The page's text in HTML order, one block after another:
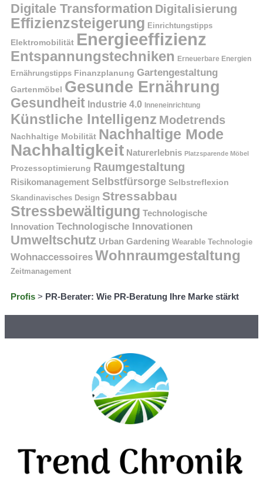
Digitale Transformation Digitalisierung
Effizienzsteigerung Einrichtungstipps
Elektromobilität Energieeffizienz
Entspannungstechniken Erneuerbare Energien
Ernährungstipps Finanzplanung Gartengestaltung
Gartenmöbel Gesunde Ernährung
Gesundheit Industrie 4.0 Inneneinrichtung
Künstliche Intelligenz Modetrends
Nachhaltige Mobilität Nachhaltige Mode
Nachhaltigkeit Naturerlebnis Platzsparende Möbel
Prozessoptimierung Raumgestaltung
Risikomanagement Selbstfürsorge Selbstreflexion
Skandinavisches Design Stressabbau
Stressbewältigung Technologische
Innovation Technologische Innovationen
Umweltschutz Urban Gardening Wearable Technologie
Wohnaccessoires Wohnraumgestaltung
Zeitmanagement
Profis > PR-Berater: Wie PR-Beratung Ihre Marke stärkt